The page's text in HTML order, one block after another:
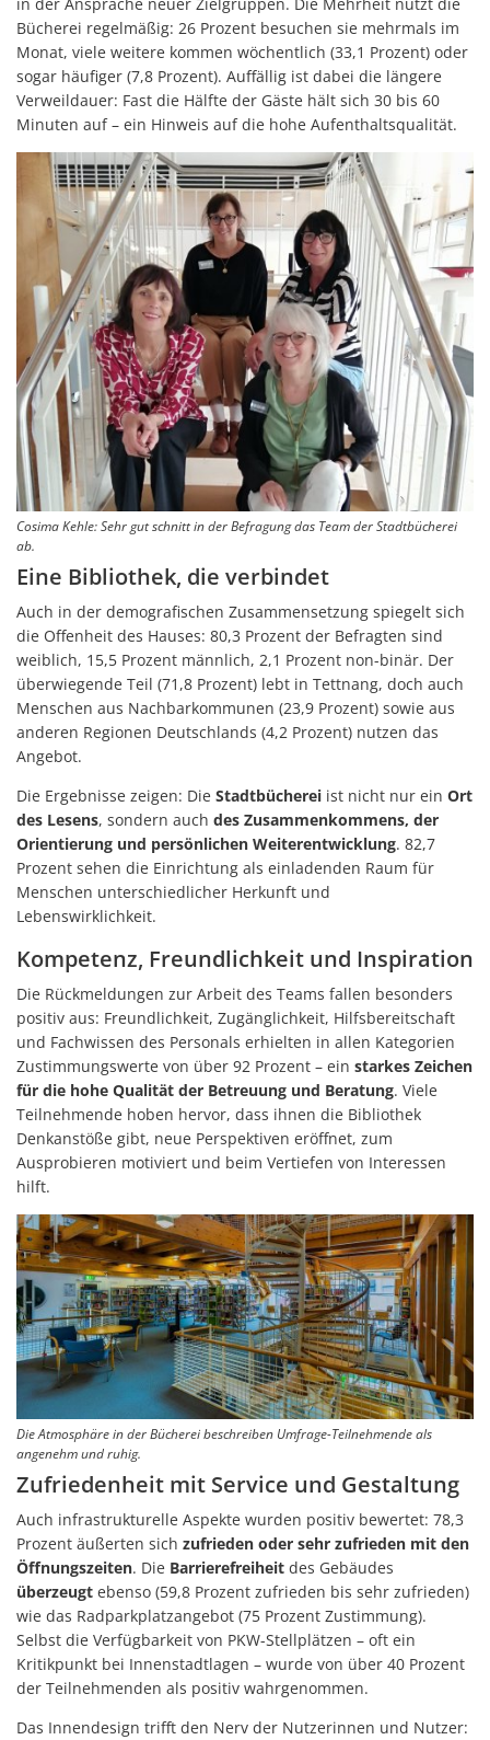
Bücherei regelmäßig: 26 Prozent besuchen sie mehrmals im
Monat, viele weitere kommen wöchentlich (33,1 Prozent) oder
sogar häufiger (7,8 Prozent). Auffällig ist dabei die längere
Verweildauer: Fast die Hälfte der Gäste hält sich 30 bis 60
Minuten auf – ein Hinweis auf die hohe Aufenthaltsqualität.
Cosima Kehle: Sehr gut schnitt in der Befragung das Team der Stadtbücherei
ab.
Eine Bibliothek, die verbindet
Auch in der demografischen Zusammensetzung spiegelt sich
die Offenheit des Hauses: 80,3 Prozent der Befragten sind
weiblich, 15,5 Prozent männlich, 2,1 Prozent non-binär. Der
überwiegende Teil (71,8 Prozent) lebt in Tettnang, doch auch
Menschen aus Nachbarkommunen (23,9 Prozent) sowie aus
anderen Regionen Deutschlands (4,2 Prozent) nutzen das
Angebot.
Die Ergebnisse zeigen: Die Stadtbücherei ist nicht nur ein Ort
des Lesens, sondern auch des Zusammenkommens, der
Orientierung und persönlichen Weiterentwicklung. 82,7
Prozent sehen die Einrichtung als einladenden Raum für
Menschen unterschiedlicher Herkunft und
Lebenswirklichkeit.
Kompetenz, Freundlichkeit und Inspiration
Die Rückmeldungen zur Arbeit des Teams fallen besonders
positiv aus: Freundlichkeit, Zugänglichkeit, Hilfsbereitschaft
und Fachwissen des Personals erhielten in allen Kategorien
Zustimmungswerte von über 92 Prozent – ein starkes Zeichen
für die hohe Qualität der Betreuung und Beratung. Viele
Teilnehmende hoben hervor, dass ihnen die Bibliothek
Denkanstöße gibt, neue Perspektiven eröffnet, zum
Ausprobieren motiviert und beim Vertiefen von Interessen
hilft.
Die Atmosphäre in der Bücherei beschreiben Umfrage-Teilnehmende als
angenehm und ruhig.
Zufriedenheit mit Service und Gestaltung
Auch infrastrukturelle Aspekte wurden positiv bewertet: 78,3
Prozent äußerten sich zufrieden oder sehr zufrieden mit den
Öffnungszeiten. Die Barrierefreiheit des Gebäudes
überzeugt ebenso (59,8 Prozent zufrieden bis sehr zufrieden)
wie das Radparkplatzangebot (75 Prozent Zustimmung).
Selbst die Verfügbarkeit von PKW-Stellplätzen – oft ein
Kritikpunkt bei Innenstadtlagen – wurde von über 40 Prozent
der Teilnehmenden als positiv wahrgenommen.
Das Innendesign trifft den Nerv der Nutzerinnen und Nutzer: